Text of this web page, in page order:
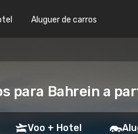
Aluguer de carros
para Bahrein a
Voo + Hotel